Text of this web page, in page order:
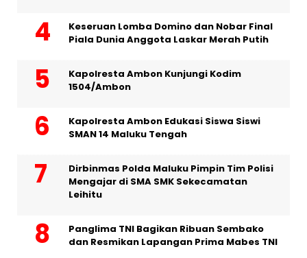
Keseruan Lomba Domino dan Nobar Final
Piala Dunia Anggota Laskar Merah Putih
Kapolresta Ambon Kunjungi Kodim
1504/Ambon
Kapolresta Ambon Edukasi Siswa Siswi
SMAN 14 Maluku Tengah
Dirbinmas Polda Maluku Pimpin Tim Polisi
Mengajar di SMA SMK Sekecamatan
Leihitu
Panglima TNI Bagikan Ribuan Sembako
dan Resmikan Lapangan Prima Mabes TNI